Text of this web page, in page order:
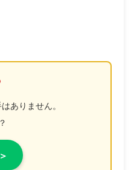
ありません。